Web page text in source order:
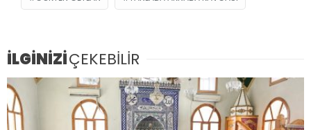
İLGİNİZİÇEKEBİLİR